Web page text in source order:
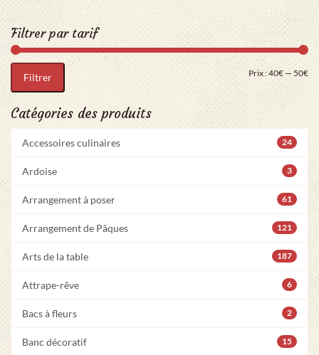
Filtrer par tarif
Filtrer Prix :40€ — 50€
Catégories des produits
Accessoires culinaires 24
Ardoise 3
Arrangement à poser 61
Arrangement de Pâques 121
Arts de la table 187
Attrape-rêve 6
Bacs à fleurs 2
Banc décoratif 15